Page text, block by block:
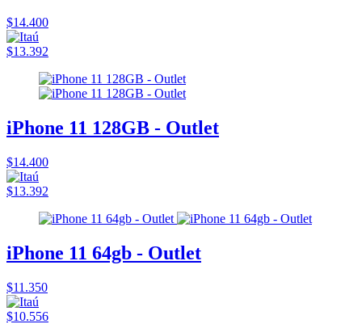
$14.400
$13.392
iPhone 11 128GB - Outlet
$14.400
$13.392
iPhone 11 64gb - Outlet
$11.350
$10.556